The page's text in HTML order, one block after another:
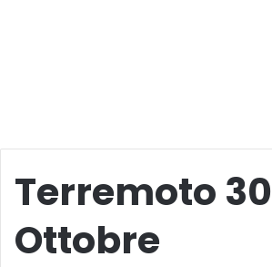
Terremoto 30
Ottobre